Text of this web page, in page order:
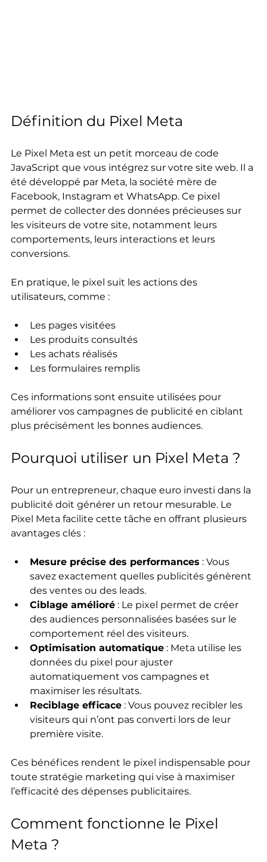
Définition du Pixel Meta
Le Pixel Meta est un petit morceau de code
JavaScript que vous intégrez sur votre site web. Il a
été développé par Meta, la société mère de
Facebook, Instagram et WhatsApp. Ce pixel
permet de collecter des données précieuses sur
les visiteurs de votre site, notamment leurs
comportements, leurs interactions et leurs
conversions.
En pratique, le pixel suit les actions des
utilisateurs, comme :
Les pages visitées
Les produits consultés
Les achats réalisés
Les formulaires remplis
Ces informations sont ensuite utilisées pour
améliorer vos campagnes de publicité en ciblant
plus précisément les bonnes audiences.
Pourquoi utiliser un Pixel Meta ?
Pour un entrepreneur, chaque euro investi dans la
publicité doit générer un retour mesurable. Le
Pixel Meta facilite cette tâche en offrant plusieurs
avantages clés :
Mesure précise des performances : Vous
savez exactement quelles publicités génèrent
des ventes ou des leads.
Ciblage amélioré : Le pixel permet de créer
des audiences personnalisées basées sur le
comportement réel des visiteurs.
Optimisation automatique : Meta utilise les
données du pixel pour ajuster
automatiquement vos campagnes et
maximiser les résultats.
Reciblage efficace : Vous pouvez recibler les
visiteurs qui n’ont pas converti lors de leur
première visite.
Ces bénéfices rendent le pixel indispensable pour
toute stratégie marketing qui vise à maximiser
l’efficacité des dépenses publicitaires.
Comment fonctionne le Pixel
Meta ?